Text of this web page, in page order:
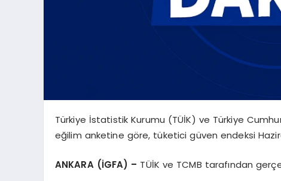
Türkiye İstatistik Kurumu (TÜİK) ve Türkiye
eğilim anketine göre, tüketici güven endeksi
ANKARA (İGFA) – TÜİK ve TCMB tarafından